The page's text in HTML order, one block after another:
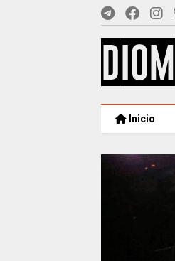
Inicio